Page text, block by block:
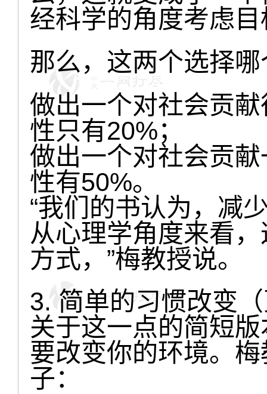
经科学的角度考虑
那么，这两个选择
做出一个对社会贡
性只有20%；
做出一个对社会贡
性有50%。
“我们的书认为，减
从心理学角度来看
方式，”梅教授说。
3. 简单的习惯改变
关于这一点的简短
要改变你的环境。
子：